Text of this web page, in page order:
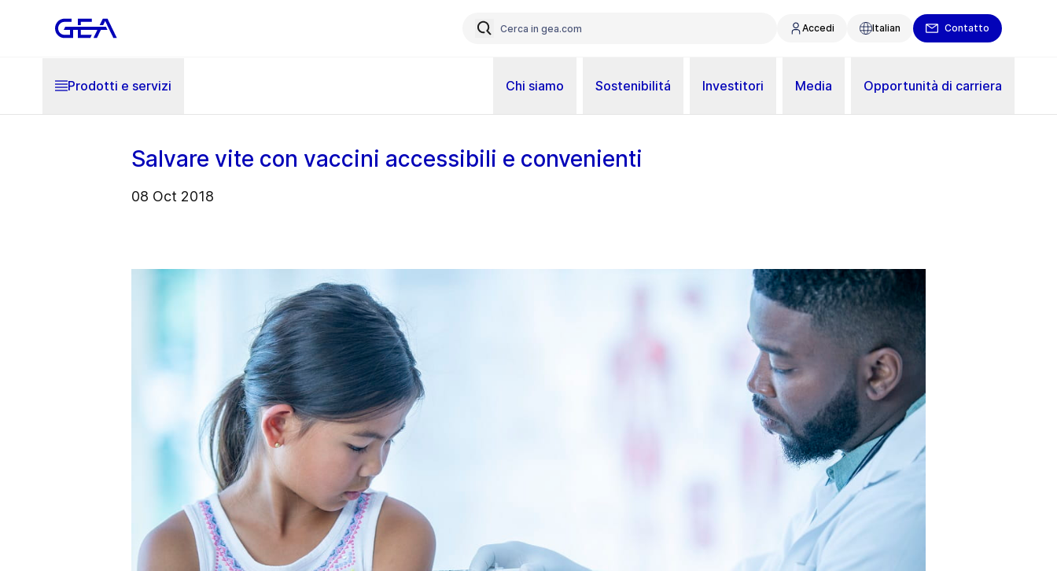
Accedi Italian Contatto
Prodotti e servizi Chi siamo Sostenibilitá Investitori Media Opportunità di carriera
Salvare vite con vaccini accessibili e convenienti
08 Oct 2018